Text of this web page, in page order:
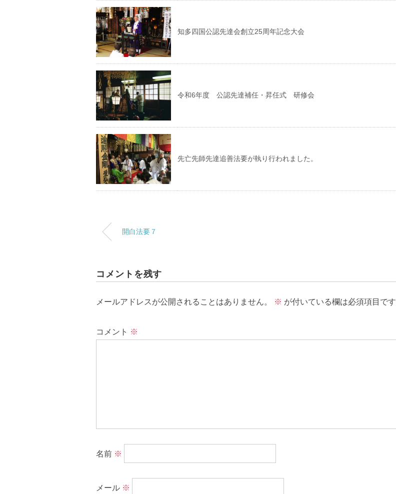
知多四国公認先達会創立25周年記念大会
令和6年度 公認先達補任・昇任式 研修会
先亡先師先達追善法要が執り行われました。
開白法要７
コメントを残す
メールアドレスが公開されることはありません。 ※ が付いている欄は必須項目です
コメント ※
名前 ※
メール ※